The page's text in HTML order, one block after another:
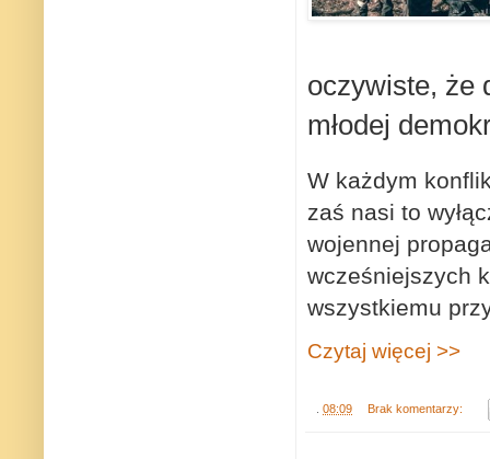
oczywiste, że
młodej
W każdym
zaś nasi to
wojennej
wcześniejszych
wszystkiemu
Czytaj więcej >>
08:09 Brak komentarzy: